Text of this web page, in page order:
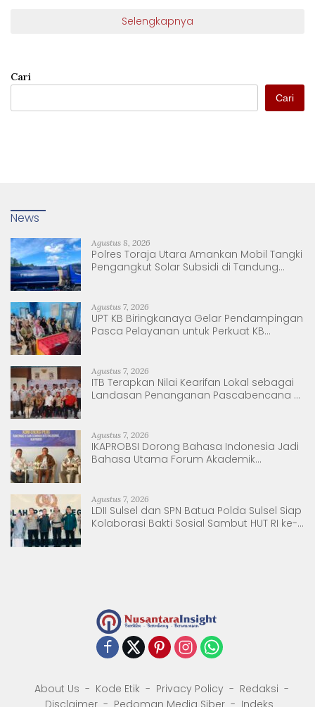
Selengkapnya
Cari
Cari
News
Agustus 8, 2026
Polres Toraja Utara Amankan Mobil Tangki
Pengangkut Solar Subsidi di Tandung
Agustus 7, 2026
UPT KB Biringkanaya Gelar Pendampingan
Pasca Pelayanan untuk Perkuat KB
Agustus 7, 2026
ITB Terapkan Nilai Kearifan Lokal sebagai
Landasan Penanganan Pascabencana di
Agustus 7, 2026
IKAPROBSI Dorong Bahasa Indonesia Jadi
Bahasa Utama Forum Akademik
Agustus 7, 2026
LDII Sulsel dan SPN Batua Polda Sulsel Siap
Kolaborasi Bakti Sosial Sambut HUT RI ke-
About Us Kode Etik Privacy Policy
Redaksi
Disclaimer
Pedoman Media Siber Indeks